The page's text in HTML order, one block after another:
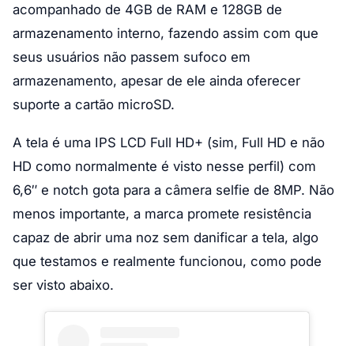
acompanhado de 4GB de RAM e 128GB de
armazenamento interno, fazendo assim com que
seus usuários não passem sufoco em
armazenamento, apesar de ele ainda oferecer
suporte a cartão microSD.
A tela é uma IPS LCD Full HD+ (sim, Full HD e não
HD como normalmente é visto nesse perfil) com
6,6″ e notch gota para a câmera selfie de 8MP. Não
menos importante, a marca promete resistência
capaz de abrir uma noz sem danificar a tela, algo
que testamos e realmente funcionou, como pode
ser visto abaixo.